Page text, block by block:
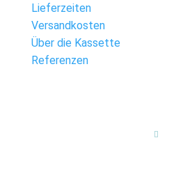
Lieferzeiten
Versandkosten
Über die Kassette
Referenzen
